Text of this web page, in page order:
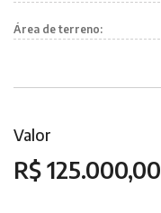
Área de terreno:
Valor
R$ 125.000,00